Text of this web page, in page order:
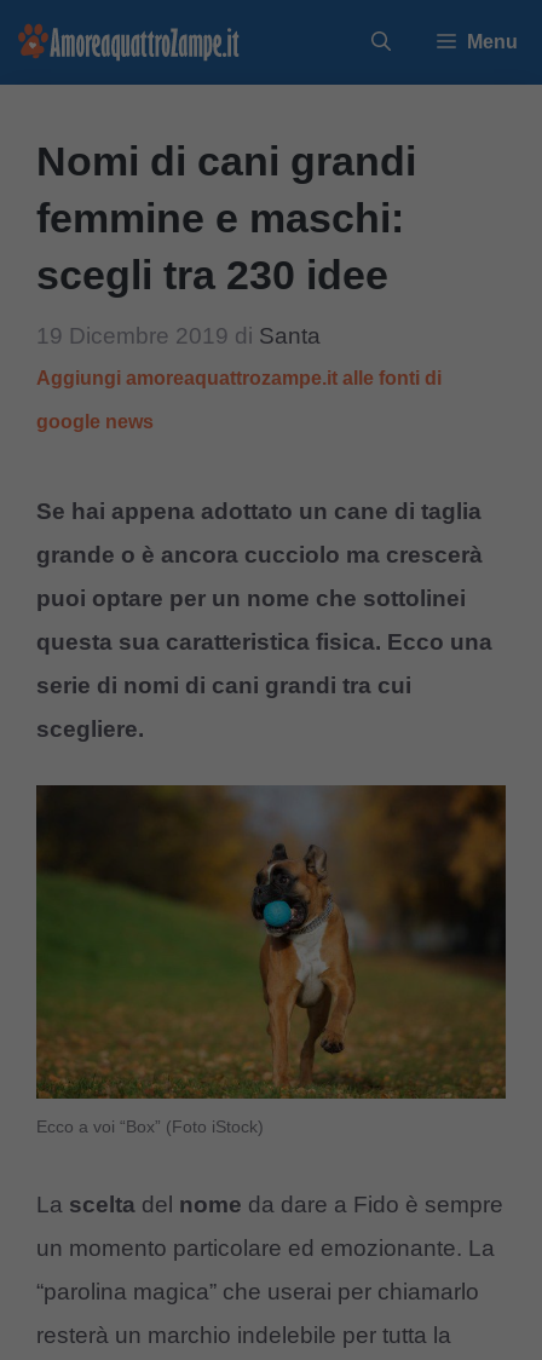
Vai
Menu
Nomi di cani grandi
femmine e maschi:
scegli tra 230 idee
19 Dicembre 2019 di Santa
Aggiungi amoreaquattrozampe.it alle fonti di
google news
Se hai appena adottato un cane di taglia
grande o è ancora cucciolo ma crescerà
puoi optare per un nome che sottolinei
questa sua caratteristica fisica. Ecco una
serie di nomi di cani grandi tra cui
scegliere.
Ecco a voi “Box” (Foto iStock)
La scelta del nome da dare a Fido è sempre
un momento particolare ed emozionante. La
“parolina magica” che userai per chiamarlo
resterà un marchio indelebile per tutta la